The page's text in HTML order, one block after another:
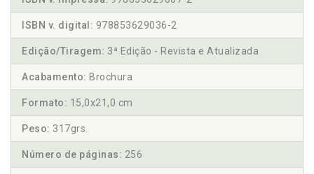
ISBN v. digital: 978853629036-2
Edição/Tiragem: 3ª Edição - Revista e Atualizada
Acabamento: Brochura
Formato: 15,0x21,0 cm
Peso: 317grs.
Número de páginas: 256